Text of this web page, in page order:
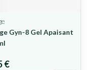
Gyn-8 Gel Apaisant
€